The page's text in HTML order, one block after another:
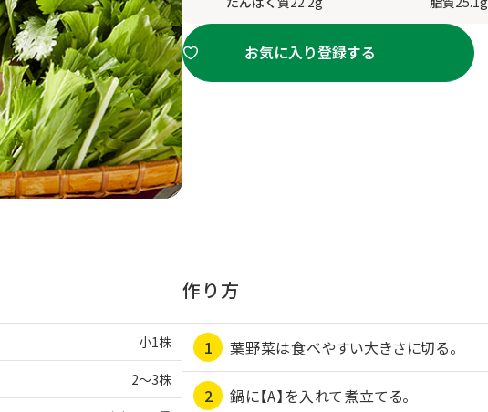
お気に入り登録する
小1株
2～3株
作り方
葉野菜は食べやすい大きさに切る。
鍋に【A】を入れて煮立てる。